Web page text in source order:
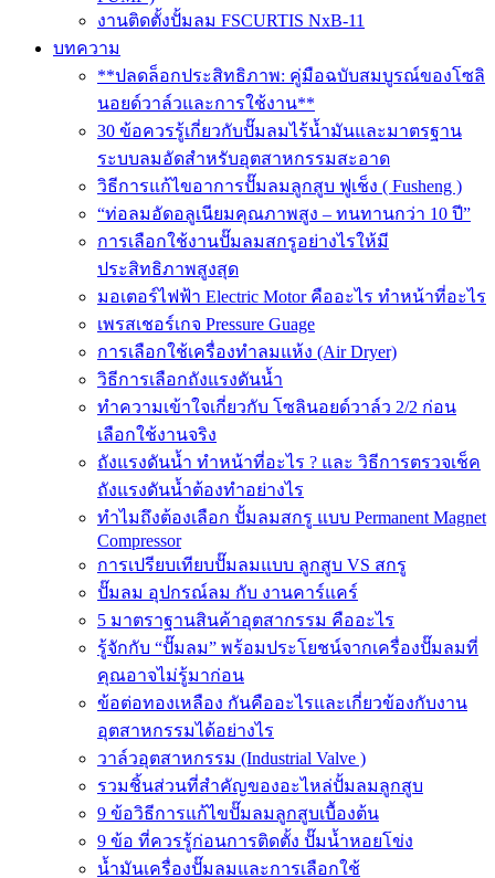
งานติดตั้งปั้มลม FSCURTIS NxB-11
บทความ
**ปลดล็อกประสิทธิภาพ: คู่มือฉบับสมบูรณ์ของโซลิ
นอยด์วาล์วและการใช้งาน**
30 ข้อควรรู้เกี่ยวกับปั๊มลมไร้น้ำมันและมาตรฐาน
ระบบลมอัดสำหรับอุตสาหกรรมสะอาด
วิธีการแก้ไขอาการปั๊มลมลูกสูบ ฟูเช็ง ( Fusheng )
“ท่อลมอัดอลูเนียมคุณภาพสูง – ทนทานกว่า 10 ปี”
การเลือกใช้งานปั๊มลมสกรูอย่างไรให้มี
ประสิทธิภาพสูงสุด
มอเตอร์ไฟฟ้า Electric Motor คืออะไร ทำหน้าที่อะไร
เพรสเชอร์เกจ Pressure Guage
การเลือกใช้เครื่องทำลมแห้ง (Air Dryer)
วิธีการเลือกถังแรงดันน้ำ
ทำความเข้าใจเกี่ยวกับ โซลินอยด์วาล์ว 2/2 ก่อน
เลือกใช้งานจริง
ถังแรงดันน้ำ ทำหน้าที่อะไร ? และ วิธีการตรวจเช็ค
ถังแรงดันน้ำต้องทำอย่างไร
ทำไมถึงต้องเลือก ปั้มลมสกรู แบบ Permanent Magnet
Compressor
การเปรียบเทียบปั๊มลมแบบ ลูกสูบ VS สกรู
ปั๊มลม อุปกรณ์ลม กับ งานคาร์แคร์
5 มาตราฐานสินค้าอุตสากรรม คืออะไร
รู้จักกับ “ปั๊มลม” พร้อมประโยชน์จากเครื่องปั๊มลมที่
คุณอาจไม่รู้มาก่อน
ข้อต่อทองเหลือง กันคืออะไรและเกี่ยวข้องกับงาน
อุตสาหกรรมได้อย่างไร
วาล์วอุตสาหกรรม (Industrial Valve )
รวมชิ้นส่วนที่สำคัญของอะไหล่ปั้มลมลูกสูบ
9 ข้อวิธีการแก้ไขปั๊มลมลูกสูบเบื้องต้น
9 ข้อ ที่ควรรู้ก่อนการติดตั้ง ปั๊มน้ำหอยโข่ง
น้ำมันเครื่องปั๊มลมและการเลือกใช้